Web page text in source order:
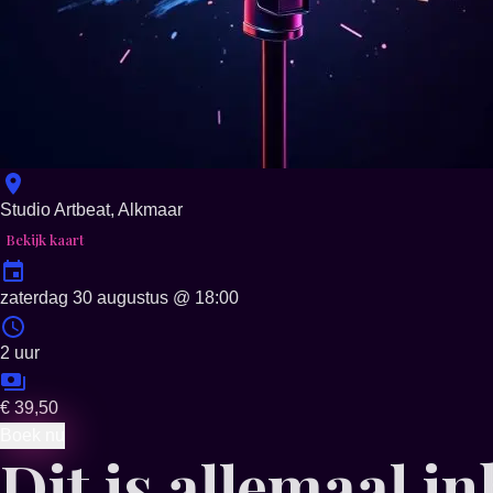
Studio Artbeat, Alkmaar
Bekijk kaart
zaterdag 30 augustus @ 18:00
2 uur
€ 39,50